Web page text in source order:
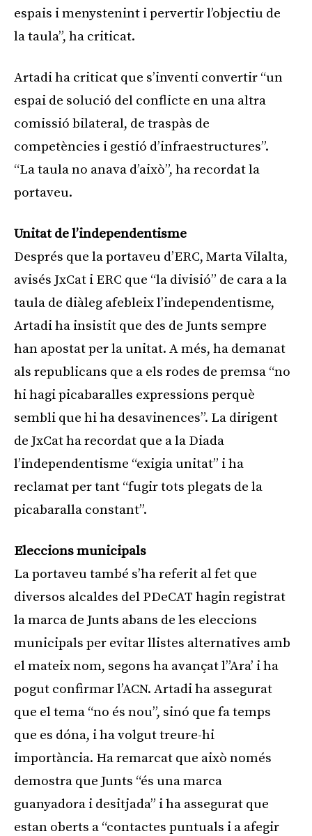
espais i menystenint i pervertir l’objectiu de
la taula”, ha criticat.
Artadi ha criticat que s’inventi convertir “un
espai de solució del conflicte en una altra
comissió bilateral, de traspàs de
competències i gestió d’infraestructures”.
“La taula no anava d’això”, ha recordat la
portaveu.
Unitat de l’independentisme
Després que la portaveu d’ERC, Marta Vilalta,
avisés JxCat i ERC que “la divisió” de cara a la
taula de diàleg afebleix l’independentisme,
Artadi ha insistit que des de Junts sempre
han apostat per la unitat. A més, ha demanat
als republicans que a els rodes de premsa “no
hi hagi picabaralles expressions perquè
sembli que hi ha desavinences”. La dirigent
de JxCat ha recordat que a la Diada
l’independentisme “exigia unitat” i ha
reclamat per tant “fugir tots plegats de la
picabaralla constant”.
Eleccions municipals
La portaveu també s’ha referit al fet que
diversos alcaldes del PDeCAT hagin registrat
la marca de Junts abans de les eleccions
municipals per evitar llistes alternatives amb
el mateix nom, segons ha avançat l”Ara’ i ha
pogut confirmar l’ACN. Artadi ha assegurat
que el tema “no és nou”, sinó que fa temps
que es dóna, i ha volgut treure-hi
importància. Ha remarcat que això només
demostra que Junts “és una marca
guanyadora i desitjada” i ha assegurat que
estan oberts a “contactes puntuals i a afegir